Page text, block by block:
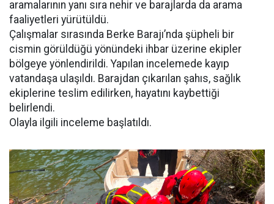
aramalarının yanı sıra nehir ve barajlarda da arama
faaliyetleri yürütüldü.
Çalışmalar sırasında Berke Barajı’nda şüpheli bir
cismin görüldüğü yönündeki ihbar üzerine ekipler
bölgeye yönlendirildi. Yapılan incelemede kayıp
vatandaşa ulaşıldı. Barajdan çıkarılan şahıs, sağlık
ekiplerine teslim edilirken, hayatını kaybettiği
belirlendi.
Olayla ilgili inceleme başlatıldı.